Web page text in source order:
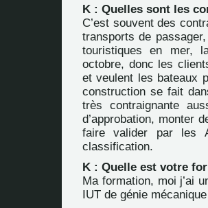
K : Quelles sont les
C’est souvent des
transports de
touristiques en mer,
octobre, donc les
et veulent les bateaux
construction se fait
très contraignante
d’approbation, monter
faire valider par les
classification.
K : Quelle est votre
Ma formation, moi j’ai
IUT de génie